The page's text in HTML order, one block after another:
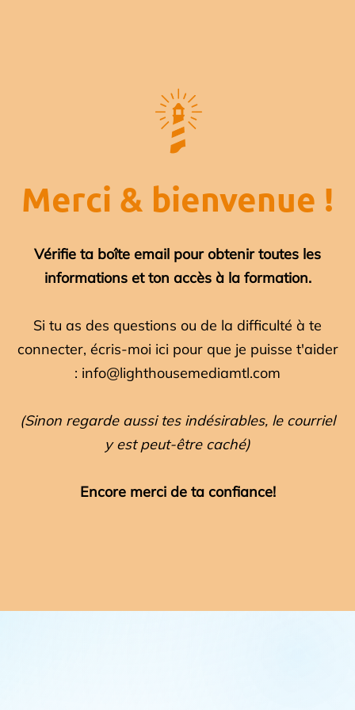
Merci & bienvenue !
Vérifie ta boîte email pour obtenir toutes les
informations et ton accès à la formation.
Si tu as des questions ou de la difficulté à te
connecter, écris-moi ici pour que je puisse t'aider
: info@lighthousemediamtl.com
(Sinon regarde aussi tes indésirables, le courriel
y est peut-être caché)
Encore merci de ta confiance!